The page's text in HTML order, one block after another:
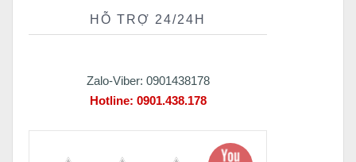
HỖ TRỢ 24/24H
Zalo-Viber: 0901438178
Hotline: 0901.438.178